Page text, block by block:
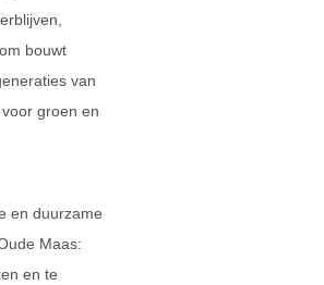
bouwt
van
groen en
en duurzame
Maas:
en te